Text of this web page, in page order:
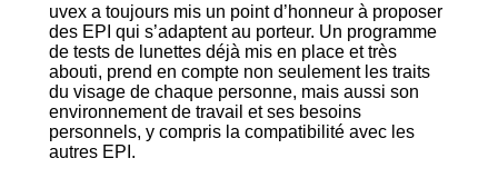
uvex a toujours mis un point d’honneur à proposer
des EPI qui s’adaptent au porteur. Un programme
de tests de lunettes déjà mis en place et très
abouti, prend en compte non seulement les traits
du visage de chaque personne, mais aussi son
environnement de travail et ses besoins
personnels, y compris la compatibilité avec les
autres EPI.